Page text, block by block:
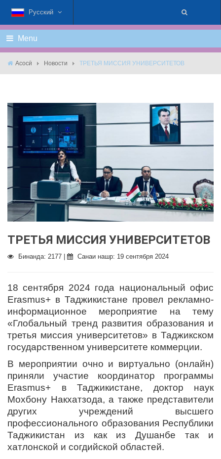
Русский
Menu
Асосӣ Новости ТРЕТЬЯ МИССИЯ УНИВЕРСИТЕТОВ
ТРЕТЬЯ МИССИЯ УНИВЕРСИТЕТОВ
Бинанда: 2177 | Санаи нашр: 19 сентября 2024
18 сентября 2024 года национальный офис
Erasmus+ в Таджикистане провел рекламно-
информационное мероприятие на тему
«Глобальный тренд развития образования и
третья миссия университетов» в Таджикском
государственном университете коммерции.
В мероприятии очно и виртуально (онлайн)
приняли участие координатор программы
Erasmus+ в Таджикистане, доктор наук
Мохбону Накхатзода, а также представители
других учреждений высшего
профессионального образования Республики
Таджикистан из как из Душанбе так и
хатлонской и согдийской областей.